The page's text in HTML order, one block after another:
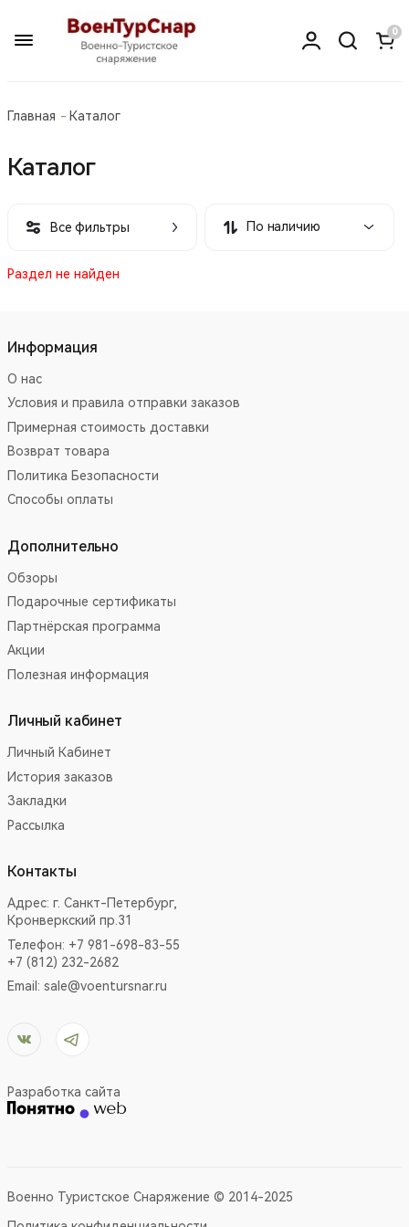
0
Главная Каталог
Каталог
Все фильтры По наличию
Раздел не найден
Информация
О нас
Условия и правила отправки заказов
Примерная стоимость доставки
Возврат товара
Политика Безопасности
Способы оплаты
Дополнительно
Обзоры
Подарочные сертификаты
Партнёрская программа
Акции
Полезная информация
Личный кабинет
Личный Кабинет
История заказов
Закладки
Рассылка
Контакты
Адрес: г. Санкт-Петербург,
Кронверкский пр.31
Телефон: +7 981-698-83-55
+7 (812) 232-2682
Email: sale@voentursnar.ru
Разработка сайта
Военно Туристское Снаряжение © 2014-2025